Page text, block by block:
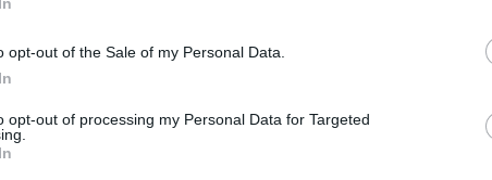
opt-out of the Sale of my Personal Data.
opt-out of processing my Personal Data for Targeted
képe függ egy dél-romániai
polgármesteri hivatala valószínűleg nem
járókelőnek. Egyszerű épület, hivatal,